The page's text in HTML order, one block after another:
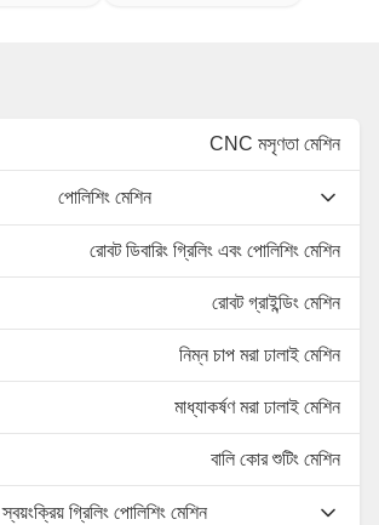
CNC মসৃণতা মেশিন
পোলিশিং মেশিন
রোবট ডিবারিং গ্রিলিং এবং পোলিশিং মেশিন
রোবট গ্রাইন্ডিং মেশিন
নিম্ন চাপ মরা ঢালাই মেশিন
মাধ্যাকর্ষণ মরা ঢালাই মেশিন
বালি কোর শুটিং মেশিন
স্বয়ংক্রিয় গ্রিলিং পোলিশিং মেশিন